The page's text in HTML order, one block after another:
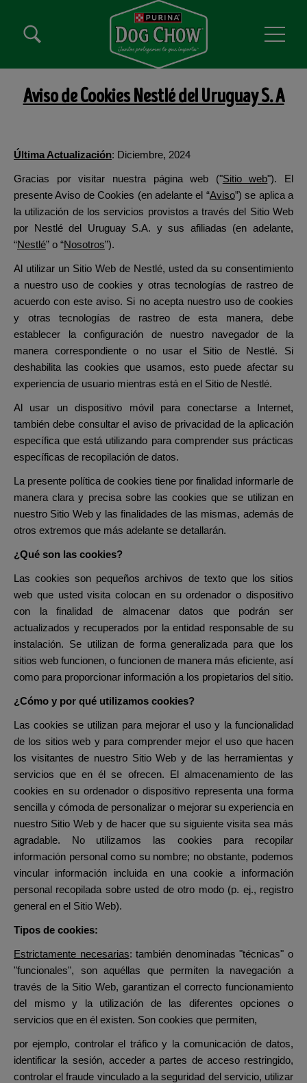
Menú secundario Dog Chow
Menú Principal Dog Chow
Aviso de Cookies Nestlé del Uruguay S. A
Última Actualización: Diciembre, 2024
Gracias por visitar nuestra página web ("Sitio web"). El
presente Aviso de Cookies (en adelante el “Aviso”) se aplica a
la utilización de los servicios provistos a través del Sitio Web
por
Nestlé del Uruguay S.A. y sus afiliadas (en adelante,
“Nestlé” o “Nosotros”).
Al utilizar un Sitio Web de Nestlé, usted da su consentimiento
a nuestro uso de cookies y otras tecnologías de rastreo de
acuerdo con este aviso. Si no acepta nuestro uso de cookies
y otras tecnologías de rastreo de esta manera, debe
establecer la configuración de nuestro navegador de la
manera correspondiente o no usar el Sitio de Nestlé. Si
deshabilita las cookies que usamos, esto puede afectar su
experiencia de usuario mientras está en el Sitio de Nestlé.
Al usar un dispositivo móvil para conectarse a Internet,
también debe consultar el aviso de privacidad de la aplicación
específica que está utilizando para comprender sus prácticas
específicas de recopilación de datos.
La presente política de cookies tiene por finalidad informarle de
manera clara y precisa sobre las cookies que se utilizan en
nuestro Sitio Web y las finalidades de las mismas, además de
otros extremos que más adelante se detallarán.
¿Qué son las cookies?
Las cookies son pequeños archivos de texto que los sitios
web que usted visita colocan en su ordenador o dispositivo
con la finalidad de almacenar datos que podrán ser
actualizados y recuperados por la entidad responsable de su
instalación. Se utilizan de forma generalizada para que los
sitios web funcionen, o funcionen de manera más eficiente, así
como para proporcionar información a los propietarios del sitio.
¿Cómo y por qué utilizamos cookies?
Las cookies se utilizan para mejorar el uso y la funcionalidad
de los sitios web y para comprender mejor el uso que hacen
los visitantes de nuestro Sitio Web y de las herramientas y
servicios que en él se ofrecen. El almacenamiento de las
cookies en su ordenador o dispositivo representa una forma
sencilla y cómoda de personalizar o mejorar su experiencia en
nuestro Sitio Web y de hacer que su siguiente visita sea más
agradable. No utilizamos las cookies para recopilar
información personal como su nombre; no obstante, podemos
vincular información incluida en una cookie a información
personal recopilada sobre usted de otro modo (p. ej., registro
general en el Sitio Web).
Tipos de cookies:
Estrictamente necesarias: también denominadas "técnicas" o
"funcionales", son aquéllas que permiten la navegación a
través de la Sitio Web, garantizan el correcto funcionamiento
del mismo y la utilización de las diferentes opciones o
servicios que en él existen. Son cookies que permiten,
por ejemplo, controlar el tráfico y la comunicación de datos,
identificar la sesión, acceder a partes de acceso restringido,
controlar el fraude vinculado a la seguridad del servicio, utilizar